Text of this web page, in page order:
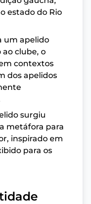
estado do Rio
um apelido
clube, o
contextos
dos apelidos
surgiu
metáfora para
inspirado em
para os